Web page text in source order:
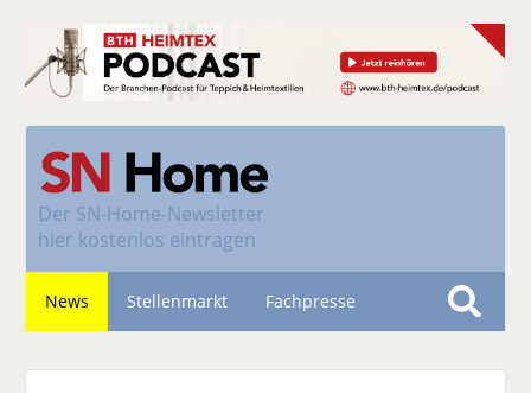
Der SN-Home-Newsletter
hier kostenlos eintragen
News Stellenmarkt Fachpresse
S